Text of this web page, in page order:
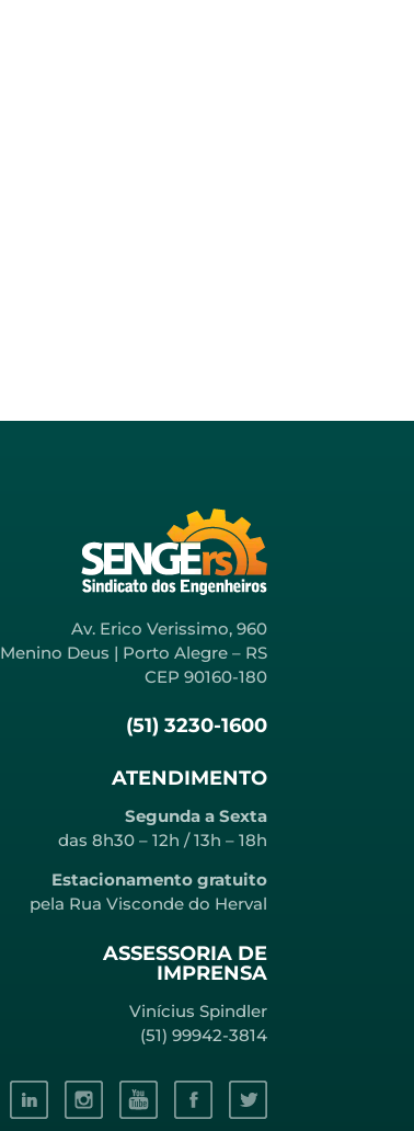
Av. Erico Verissimo, 960
Menino Deus | Porto Alegre – RS
CEP 90160-180
(51) 3230-1600
ATENDIMENTO
Segunda a Sexta
das 8h30 – 12h / 13h – 18h
Estacionamento gratuito
pela Rua Visconde do Herval
ASSESSORIA DE
IMPRENSA
Vinícius Spindler
(51) 99942-3814